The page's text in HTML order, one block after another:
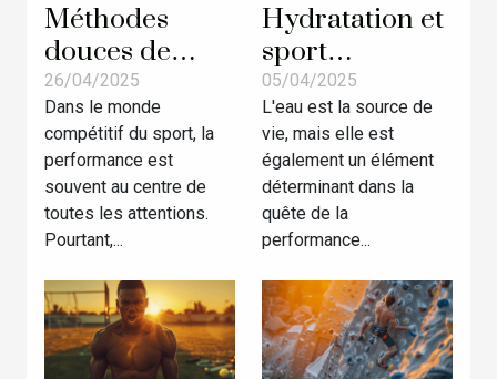
Méthodes
douces de
récupération
post-sport
pour athlètes
les techniques
oubliées
26/04/2025
Dans le monde
compétitif du sport, la
performance est
souvent au centre de
toutes les attentions.
Pourtant,...
Hydratation et
sport
comprendre le
rôle de l'eau
dans la
performance
physique et
l'endurance
05/04/2025
L'eau est la source de
vie, mais elle est
également un élément
déterminant dans la
quête de la
performance...